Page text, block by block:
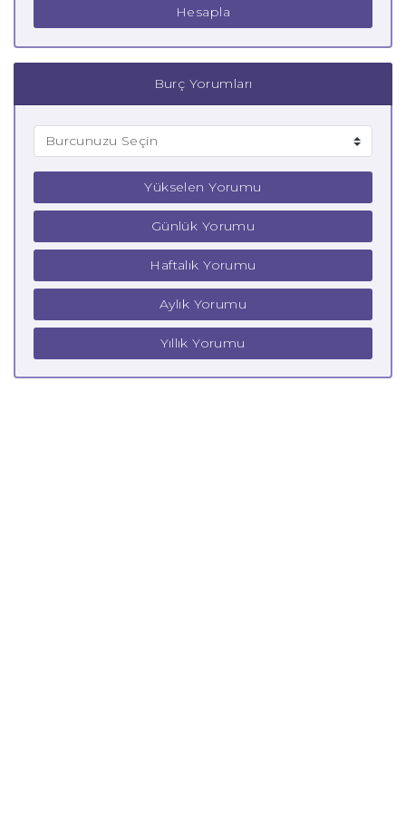
Hesapla
Burç Yorumları
Yükselen Yorumu
Günlük Yorumu
Haftalık Yorumu
Aylık Yorumu
Yıllık Yorumu